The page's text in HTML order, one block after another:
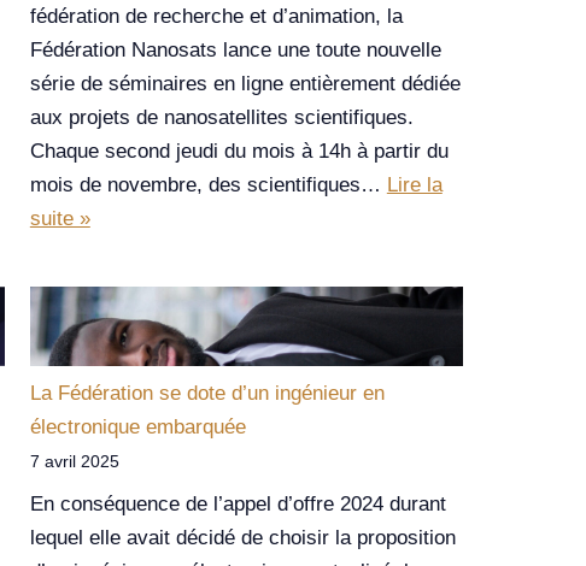
fédération de recherche et d’animation, la
Fédération Nanosats lance une toute nouvelle
série de séminaires en ligne entièrement dédiée
aux projets de nanosatellites scientifiques.
Chaque second jeudi du mois à 14h à partir du
mois de novembre, des scientifiques… Lire la
suite »
La Fédération se dote d’un ingénieur en
électronique embarquée
7 avril 2025
En conséquence de l’appel d’offre 2024 durant
lequel elle avait décidé de choisir la proposition